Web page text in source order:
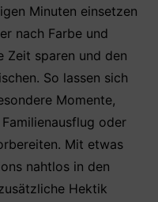
Minuten einsetzen
nach Farbe und
sparen und den
So lassen sich
Momente,
oder
Mit etwas
nahtlos in den
Hektik